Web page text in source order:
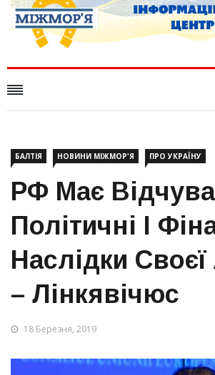
БАЛТІЯ НОВИНИ МІЖМОР'Я ПРО УКРАЇНУ
РФ Має
Політичні І
Наслідки Своєї
– Лінкявічюс
18 Березня, 2019